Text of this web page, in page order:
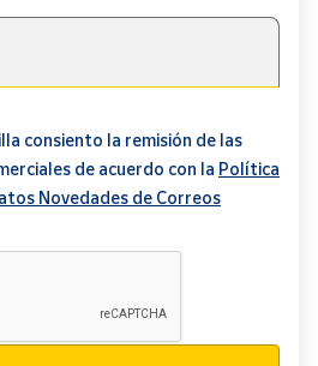
consiento la remisión de las
de acuerdo con la Política
Novedades de Correos